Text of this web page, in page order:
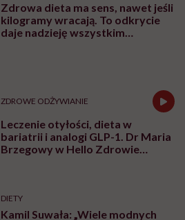
Zdrowa dieta ma sens, nawet jeśli
kilogramy wracają. To odkrycie
daje nadzieję wszystkim
ZDROWE ODŻYWIANIE
Leczenie otyłości, dieta w
bariatrii i analogi GLP-1. Dr Maria
Brzegowy w Hello Zdrowie
DIETY
Kamil Suwała: „Wiele modnych